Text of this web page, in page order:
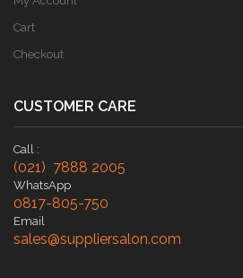
Cart
Checkout
CUSTOMER CARE
Call :
(021) 7888 2005
WhatsApp
0817-805-750
Email
sales@suppliersalon.com